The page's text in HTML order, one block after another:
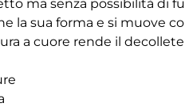
ma senza possibilità di
la sua forma e si muove
a cuore rende il